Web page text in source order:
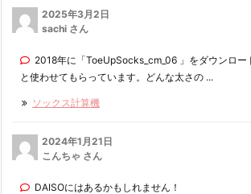
2025年3月2日
sachi さん
2018年に「ToeUpSocks_cm_06 」をダウンロー
と使わせてもらっています。どんな太さの ...
ソックス計算機
2024年1月21日
こんちゃ さん
DAISOにはあるかもしれません！